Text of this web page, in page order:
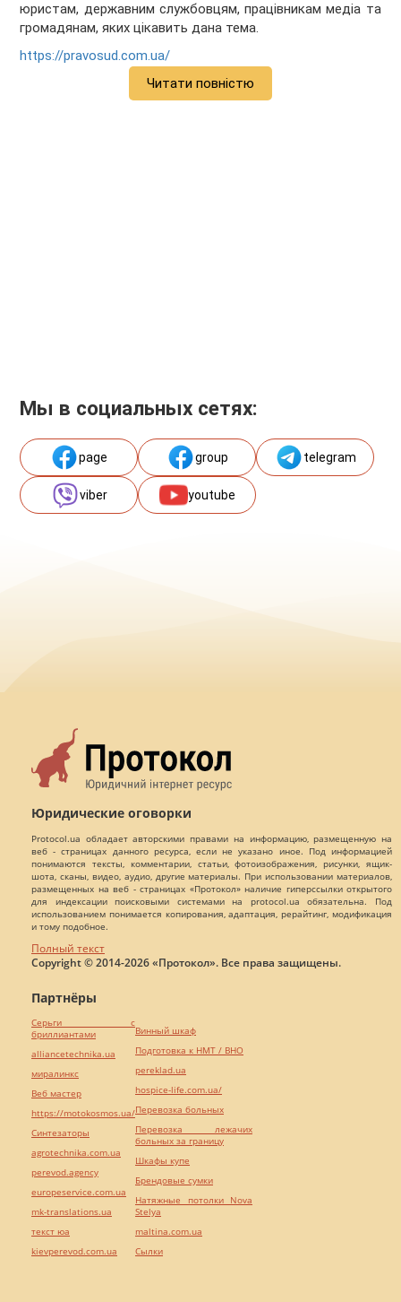
юристам, державним службовцям, працівникам медіа та
громадянам, яких цікавить дана тема.
https://pravosud.com.ua/
Читати повністю
Мы в социальных сетях:
page group telegram
viber youtube
Юридические оговорки
Protocol.ua обладает авторскими правами на информацию, размещенную на
веб - страницах данного ресурса, если не указано иное. Под информацией
понимаются тексты, комментарии, статьи, фотоизображения, рисунки, ящик-
шота, сканы, видео, аудио, другие материалы. При использовании материалов,
размещенных на веб - страницах «Протокол» наличие гиперссылки открытого
для индексации поисковыми системами на protocol.ua обязательна. Под
использованием понимается копирования, адаптация, рерайтинг, модификация
и тому подобное.
Полный текст
Copyright © 2014-2026 «Протокол». Все права защищены.
Партнёры
Серьги с
бриллиантами
alliancetechnika.ua
миралинкс
Веб мастер
https://motokosmos.ua/
Синтезаторы
agrotechnika.com.ua
perevod.agency
europeservice.com.ua
mk-translations.ua
текст юа
kievperevod.com.ua
Винный шкаф
Подготовка к НМТ / ВНО
pereklad.ua
hospice-life.com.ua/
Перевозка больных
Перевозка лежачих
больных за границу
Шкафы купе
Брендовые сумки
Натяжные потолки Nova
Stelya
maltina.com.ua
Cылки